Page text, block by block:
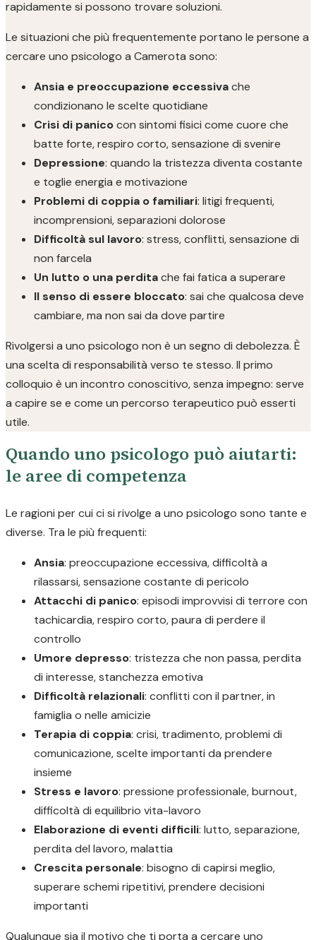
rapidamente si possono trovare soluzioni.
Le situazioni che più frequentemente portano le persone a
cercare uno psicologo a Camerota sono:
Ansia e preoccupazione eccessivache
condizionano le scelte quotidiane
Crisi di panicocon sintomi fisici come cuore che
batte forte, respiro corto, sensazione di svenire
Depressione: quando la tristezza diventa costante
e toglie energia e motivazione
Problemi di coppia o familiari: litigi frequenti,
incomprensioni, separazioni dolorose
Difficoltà sul lavoro: stress, conflitti, sensazione di
non farcela
Un lutto o una perditache fai fatica a superare
Il senso di essere bloccato: sai che qualcosa deve
cambiare, ma non sai da dove partire
Rivolgersi a uno psicologo non è un segno di debolezza. È
una scelta di responsabilità verso te stesso. Il primo
colloquio è un incontro conoscitivo, senza impegno: serve
a capire se e come un percorso terapeutico può esserti
utile.
Quando uno psicologo può aiutarti:
le aree di competenza
Le ragioni per cui ci si rivolge a uno psicologo sono tante e
diverse. Tra le più frequenti:
Ansia: preoccupazione eccessiva, difficoltà a
rilassarsi, sensazione costante di pericolo
Attacchi di panico: episodi improvvisi di terrore con
tachicardia, respiro corto, paura di perdere il
controllo
Umore depresso: tristezza che non passa, perdita
di interesse, stanchezza emotiva
Difficoltà relazionali: conflitti con il partner, in
famiglia o nelle amicizie
Terapia di coppia: crisi, tradimento, problemi di
comunicazione, scelte importanti da prendere
insieme
Stress e lavoro: pressione professionale, burnout,
difficoltà di equilibrio vita-lavoro
Elaborazione di eventi difficili: lutto, separazione,
perdita del lavoro, malattia
Crescita personale: bisogno di capirsi meglio,
superare schemi ripetitivi, prendere decisioni
importanti
Qualunque sia il motivo che ti porta a cercare uno